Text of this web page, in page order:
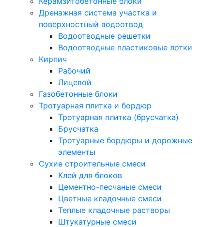
Дренажная система участка и
поверхностный водоотвод
Водоотводные решетки
Водоотводные пластиковые лотки
Кирпич
Рабочий
Лицевой
Газобетонные блоки
Тротуарная плитка и бордюр
Тротуарная плитка (брусчатка)
Брусчатка
Тротуарные бордюры и дорожные
элементы
Сухие строительные смеси
Клей для блоков
Цементно-песчаные смеси
Цветные кладочные смеси
Теплые кладочные растворы
Штукатурные смеси